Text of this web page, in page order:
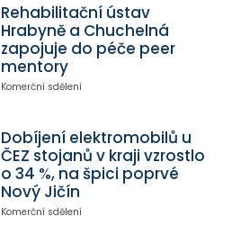
Rehabilitační ústav
Hrabyně a Chuchelná
zapojuje do péče peer
mentory
Komerční sdělení
Dobíjení elektromobilů u
ČEZ stojanů v kraji vzrostlo
o 34 %, na špici poprvé
Nový Jičín
Komerční sdělení